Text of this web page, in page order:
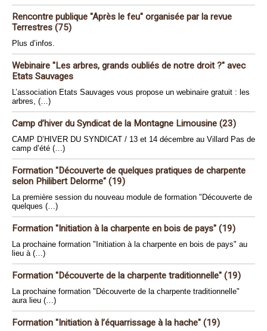
Rencontre publique "Après le feu" organisée par la revue
Terrestres (75)
Plus d’infos.
Webinaire "Les arbres, grands oubliés de notre droit ?" avec
Etats Sauvages
L’association Etats Sauvages vous propose un webinaire gratuit : les
arbres, (…)
Camp d’hiver du Syndicat de la Montagne Limousine (23)
CAMP D’HIVER DU SYNDICAT / 13 et 14 décembre au Villard Pas de
camp d’été (…)
Formation "Découverte de quelques pratiques de charpente
selon Philibert Delorme" (19)
La première session du nouveau module de formation "Découverte de
quelques (…)
Formation "Initiation à la charpente en bois de pays" (19)
La prochaine formation "Initiation à la charpente en bois de pays" au
lieu à (…)
Formation "Découverte de la charpente traditionnelle" (19)
La prochaine formation "Découverte de la charpente traditionnelle"
aura lieu (…)
Formation "Initiation à l’équarrissage à la hache" (19)